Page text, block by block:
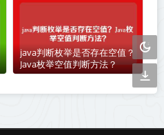
java判断枚举是否存在空值？
Java枚举空值判断方法？